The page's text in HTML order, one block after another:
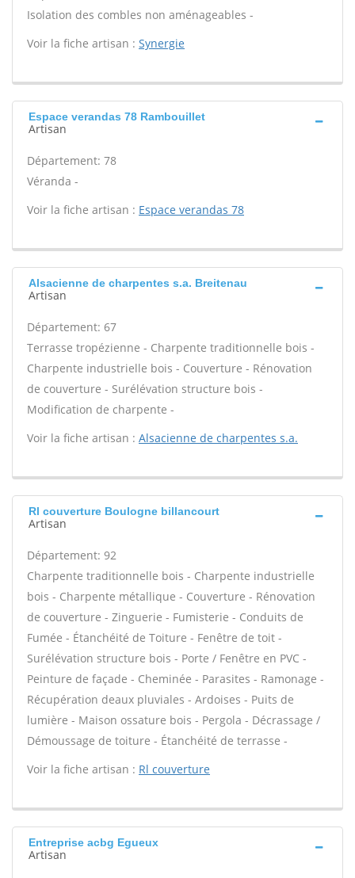
Isolation des combles non aménageables -
Voir la fiche artisan : Synergie
Espace verandas 78 Rambouillet
Artisan
Département: 78
Véranda -
Voir la fiche artisan : Espace verandas 78
Alsacienne de charpentes s.a. Breitenau
Artisan
Département: 67
Terrasse tropézienne - Charpente traditionnelle bois -
Charpente industrielle bois - Couverture - Rénovation
de couverture - Surélévation structure bois -
Modification de charpente -
Voir la fiche artisan : Alsacienne de charpentes s.a.
Rl couverture Boulogne billancourt
Artisan
Département: 92
Charpente traditionnelle bois - Charpente industrielle
bois - Charpente métallique - Couverture - Rénovation
de couverture - Zinguerie - Fumisterie - Conduits de
Fumée - Étanchéité de Toiture - Fenêtre de toit -
Surélévation structure bois - Porte / Fenêtre en PVC -
Peinture de façade - Cheminée - Parasites - Ramonage -
Récupération deaux pluviales - Ardoises - Puits de
lumière - Maison ossature bois - Pergola - Décrassage /
Démoussage de toiture - Étanchéité de terrasse -
Voir la fiche artisan : Rl couverture
Entreprise acbg Egueux
Artisan